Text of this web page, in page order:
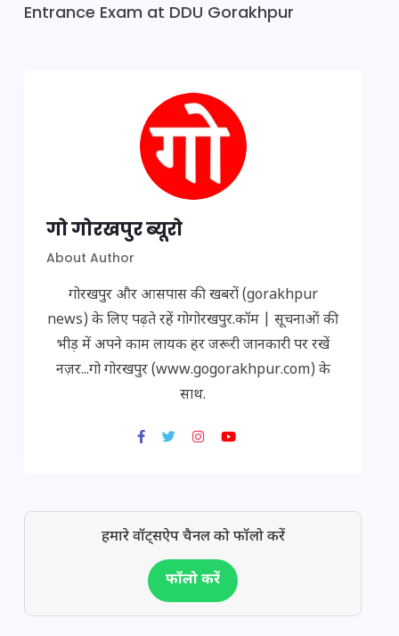
Entrance Exam at DDU Gorakhpur
गो गोरखपुर ब्यूरो
About Author
गोरखपुर और आसपास की खबरों (gorakhpur
news) के लिए पढ़ते रहें गोगोरखपुर.कॉम | सूचनाओं की
भीड़ में अपने काम लायक हर जरूरी जानकारी पर रखें
नज़र...गो गोरखपुर (www.gogorakhpur.com) के
साथ.
हमारे वॉट्सऐप चैनल को फॉलो करें
फॉलो करें